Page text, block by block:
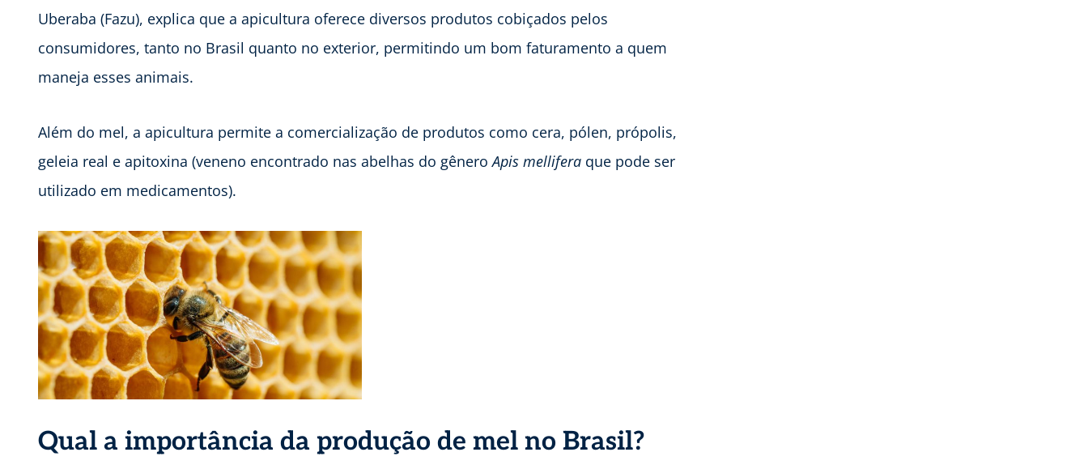
Uberaba (Fazu), explica que a apicultura oferece diversos produtos cobiçados pelos
consumidores, tanto no Brasil quanto no exterior, permitindo um bom faturamento a quem
maneja esses animais.
Além do mel, a apicultura permite a comercialização de produtos como cera, pólen, própolis,
geleia real e apitoxina (veneno encontrado nas abelhas do gêneroApis mellifera que pode ser
utilizado em medicamentos).
Qual a importância da produção de mel no Brasil?